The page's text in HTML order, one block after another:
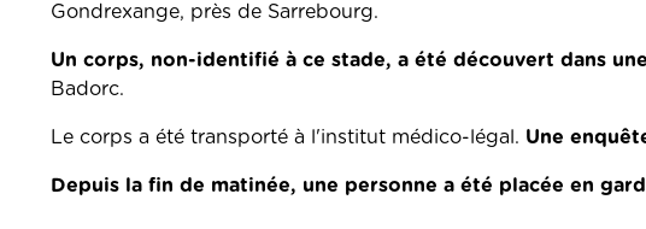
Gondrexange, près de Sarrebourg.
Un corps, non-identifié à ce stade, a été découvert dans
Badorc.
Le corps a été transporté à l'institut médico-légal. Une
Depuis la fin de matinée, une personne a été placée en